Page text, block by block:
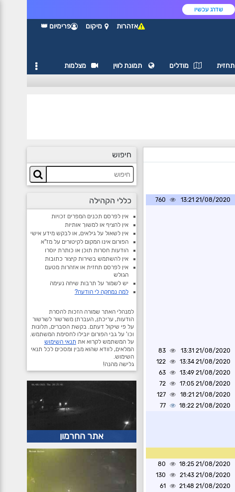
שדרג עכשיו
אזהרות מיקום פרימיום 👑
תחזית מודלים תמונת לווין מצלמות
21/08/2020 13:21
760
21/08/2020 13:31
83
21/08/2020 13:34
122
21/08/2020 13:49
63
21/08/2020 17:05
72
21/08/2020 18:21
127
21/08/2020 18:22
77
21/08/2020 18:25
80
21/08/2020 21:43
130
21/08/2020 21:48
61
חיפוש
כללי הקהילה
אין לפרסם תכנים המפרים זכויות
אין להציף או למשוך אותיות
אין לשאול על גילאים, או לבקש מידע אישי
הפורום אינו המקום לקיטורים על מז"א
הודעות חסרות תוכן או כותרת יוסרו
אין להשתמש בשירות קיצור כתובות
אין לפרסם תחזית או אזהרות מטעם
הגולש
יש לשמור על תרבות שיחה נעימה
למה נמחקה לי הודעה?
למנהלי האתר שמורה הזכות להסרת
הודעות, עריכתן, העברתן משרשור לשרשור
על פי שיקול דעתם. בקשת הסברים, תלונות
וכו' על גבי הפורום יובילו לחסימת המשתמש.
על המשתמש לקרוא את תנאי השימוש
המלאים, לוודא שהוא מבין ומסכים לכל תנאי
השימוש.
גלישה מהנה!
אתר החרמון